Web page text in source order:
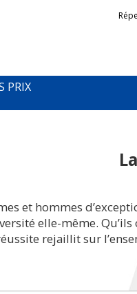
PRIX
et hommes
elle-même.
rejaillit sur